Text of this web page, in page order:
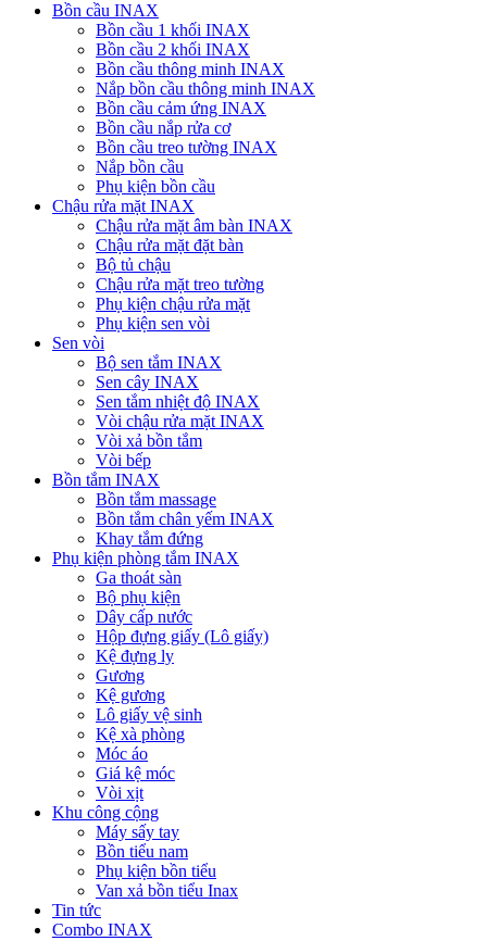
Bồn cầu INAX
Bồn cầu 1 khối INAX
Bồn cầu 2 khối INAX
Bồn cầu thông minh INAX
Nắp bồn cầu thông minh INAX
Bồn cầu cảm ứng INAX
Bồn cầu nắp rửa cơ
Bồn cầu treo tường INAX
Nắp bồn cầu
Phụ kiện bồn cầu
Chậu rửa mặt INAX
Chậu rửa mặt âm bàn INAX
Chậu rửa mặt đặt bàn
Bộ tủ chậu
Chậu rửa mặt treo tường
Phụ kiện chậu rửa mặt
Phụ kiện sen vòi
Sen vòi
Bộ sen tắm INAX
Sen cây INAX
Sen tắm nhiệt độ INAX
Vòi chậu rửa mặt INAX
Vòi xả bồn tắm
Vòi bếp
Bồn tắm INAX
Bồn tắm massage
Bồn tắm chân yếm INAX
Khay tắm đứng
Phụ kiện phòng tắm INAX
Ga thoát sàn
Bộ phụ kiện
Dây cấp nước
Hộp đựng giấy (Lô giấy)
Kệ đựng ly
Gương
Kệ gương
Lô giấy vệ sinh
Kệ xà phòng
Móc áo
Giá kệ móc
Vòi xịt
Khu công cộng
Máy sấy tay
Bồn tiểu nam
Phụ kiện bồn tiểu
Van xả bồn tiểu Inax
Tin tức
Combo INAX